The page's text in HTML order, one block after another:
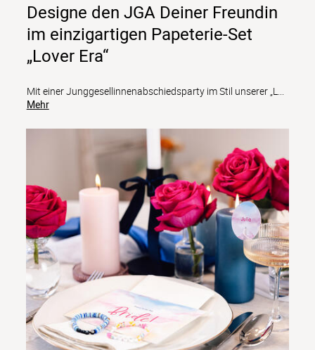
Designe den JGA Deiner Freundin
im einzigartigen Papeterie-Set
„Lover Era“
Mit einer Junggesellinnenabschiedsparty im Stil unserer „L...
Mehr